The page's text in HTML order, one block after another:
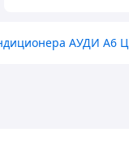
АУДИ А6